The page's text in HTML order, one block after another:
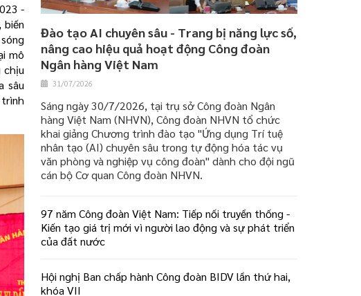
-
mô
chịu
sâu
Đào tạo AI chuyên sâu - Trang bị năng lực số,
nâng cao hiệu quả hoạt động Công đoàn
Ngân hàng Việt Nam
31/07/2026
Sáng ngày 30/7/2026, tại trụ sở Công đoàn Ngân
hàng Việt Nam (NHVN), Công đoàn NHVN tổ chức
khai giảng Chương trình đào tạo "Ứng dụng Trí tuệ
nhân tạo (AI) chuyên sâu trong tự động hóa tác vụ
văn phòng và nghiệp vụ công đoàn" dành cho đội ngũ
cán bộ Cơ quan Công đoàn NHVN.
97 năm Công đoàn Việt Nam: Tiếp nối truyền thống -
Kiến tạo giá trị mới vì người lao động và sự phát triển
của đất nước
Hội nghị Ban chấp hành Công đoàn BIDV lần thứ hai,
khóa VII